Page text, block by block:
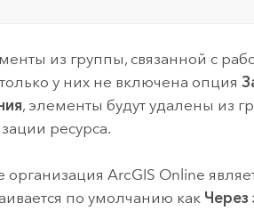
из группы, связанной с
у них не включена опция
, элементы будут удалены из
ресурса.
организацияArcGIS Online
по умолчанию как Через